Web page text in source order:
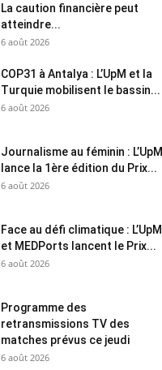
La caution financière peut
atteindre...
6 août 2026
COP31 à Antalya : L’UpM et la
Turquie mobilisent le bassin...
6 août 2026
Journalisme au féminin : L’UpM
lance la 1ère édition du Prix...
6 août 2026
Face au défi climatique : L’UpM
et MEDPorts lancent le Prix...
6 août 2026
Programme des
retransmissions TV des
matches prévus ce jeudi
6 août 2026